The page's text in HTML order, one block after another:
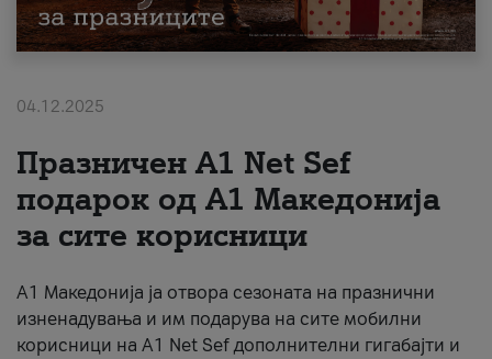
Поддршка
Надополни кредит
За нас
#ПодобарОнлајн
04.12.2025
Празничен A1 Net Sеf
подарок од А1 Македонија
за сите корисници
А1 Македонија ја отвора сезоната на празнични
изненадувања и им подарува на сите мобилни
корисници на A1 Net Sef дополнителни гигабајти и